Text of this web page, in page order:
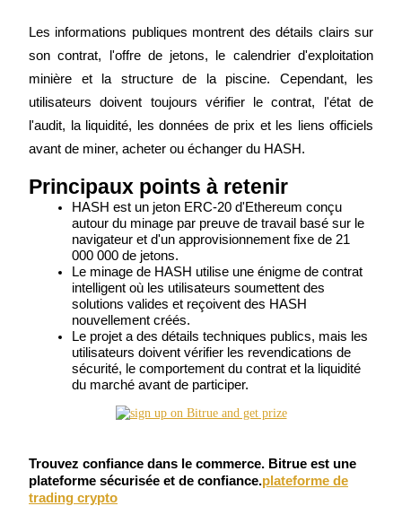
Produits dérivés sur actions, forex, métaux précieux et matières
Futures USDC
Futures utilisant l'USDC comme garantie
Copie de Trading
Les informations publiques montrent des détails clairs sur
son contrat, l'offre de jetons, le calendrier d'exploitation
minière et la structure de la piscine. Cependant, les
utilisateurs doivent toujours vérifier le contrat, l'état de
l'audit, la liquidité, les données de prix et les liens officiels
avant de miner, acheter ou échanger du HASH.
Principaux points à retenir
HASH est un jeton ERC-20 d'Ethereum conçu
autour du minage par preuve de travail basé sur le
navigateur et d'un approvisionnement fixe de 21
000 000 de jetons.
Le minage de HASH utilise une énigme de contrat
intelligent où les utilisateurs soumettent des
solutions valides et reçoivent des HASH
nouvellement créés.
Le projet a des détails techniques publics, mais les
utilisateurs doivent vérifier les revendications de
sécurité, le comportement du contrat et la liquidité
du marché avant de participer.
Trouvez confiance dans le commerce. Bitrue est une
plateforme sécurisée et de confiance.plateforme de
trading crypto